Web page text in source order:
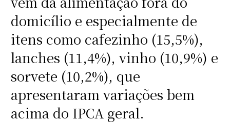
domicílio e especialmente de
itens como cafezinho (15,5%),
lanches (11,4%), vinho (10,9%) e
sorvete (10,2%), que
apresentaram variações bem
acima do IPCA geral.